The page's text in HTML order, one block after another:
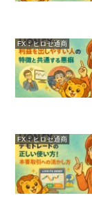
FX︰ヒロセ通商
FX︰ヒロセ通商